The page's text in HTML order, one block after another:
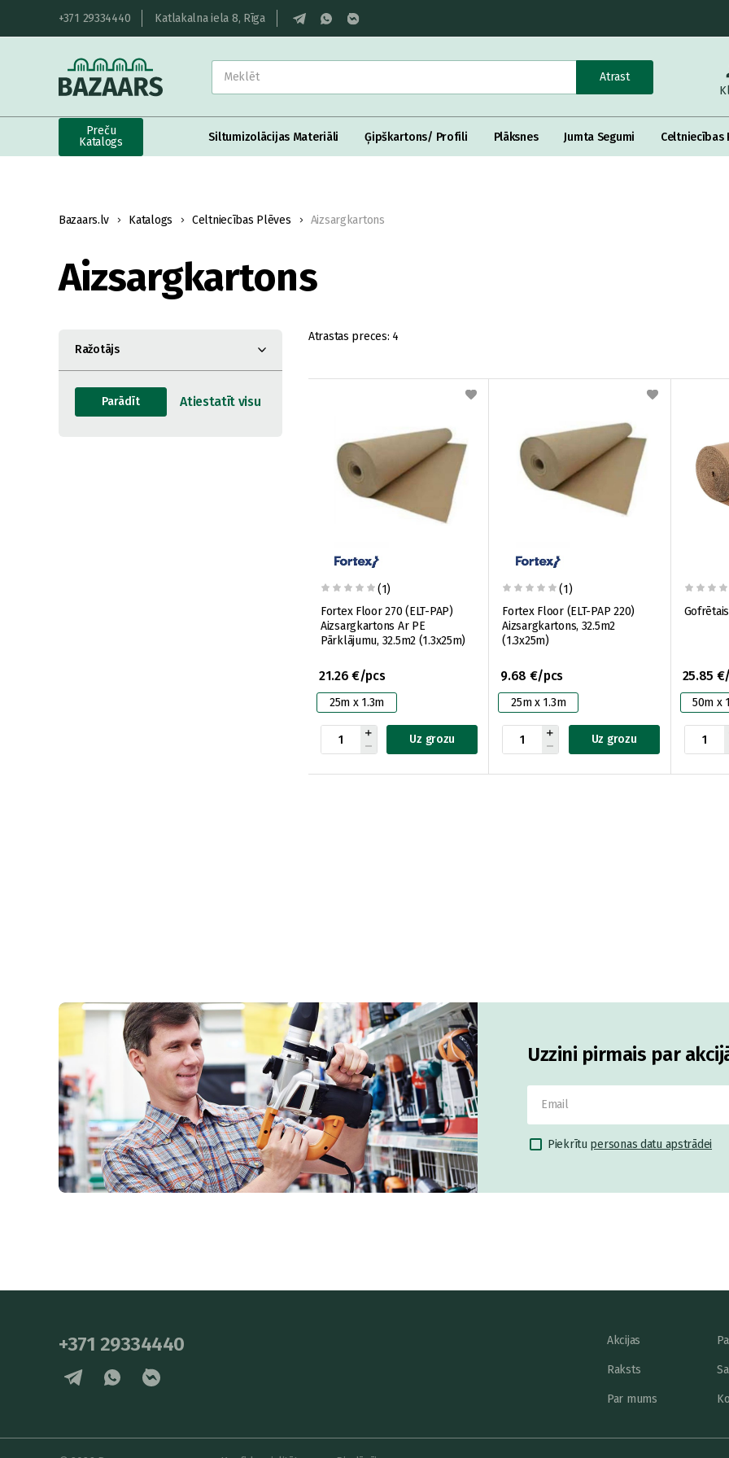
+371 29334440 Katlakalna iela 8, Rīga
Atrast
Preču
Katalogs
Siltumizolācijas Materiāli Ģipškartons/ Profili Plāksnes Jumta Segumi Celtniecības
Bazaars.lv Katalogs Celtniecības Plēves Aizsargkartons
Aizsargkartons
Ražotājs
Atrastas preces: 4
(1)
Fortex Floor 270 (ELT-PAP)
Aizsargkartons Ar PE
Pārklājumu, 32.5m2 (1.3x25m)
21.26 €/pcs
25m x 1.3m
Uz grozu
(1)
Fortex Floor (ELT-PAP 220)
Aizsargkartons, 32.5m2
(1.3x25m)
9.68 €/pcs
25m x 1.3m
Uz grozu
25.85
50m x
Uzzini pirmais par
Piekrītu personas datu apstrādei
+371 29334440 Akcijas
Raksts
Par mums